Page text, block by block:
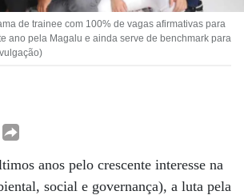
de trainee com 100% de vagas afirmativas para
ano pela Magalu e ainda serve de benchmark para
anos pelo crescente interesse na
social e governança), a luta pela